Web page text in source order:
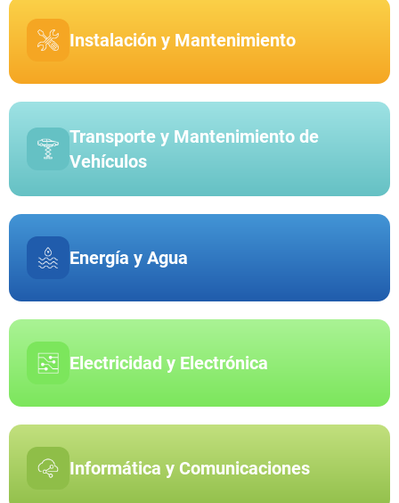
Instalación y Mantenimiento
Transporte y Mantenimiento de
Vehículos
Energía y Agua
Electricidad y Electrónica
Informática y Comunicaciones